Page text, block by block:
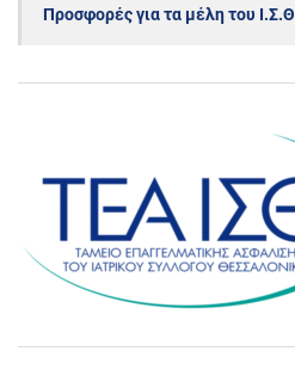
Προσφορές για τα μέλη του Ι.Σ.Θ